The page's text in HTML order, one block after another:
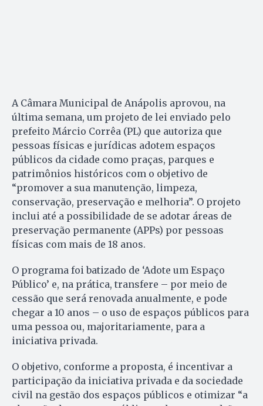
A Câmara Municipal de Anápolis aprovou, na
última semana, um projeto de lei enviado pelo
prefeito Márcio Corrêa (PL) que autoriza que
pessoas físicas e jurídicas adotem espaços
públicos da cidade como praças, parques e
patrimônios históricos com o objetivo de
“promover a sua manutenção, limpeza,
conservação, preservação e melhoria”. O projeto
inclui até a possibilidade de se adotar áreas de
preservação permanente (APPs) por pessoas
físicas com mais de 18 anos.
O programa foi batizado de ‘Adote um Espaço
Público’ e, na prática, transfere – por meio de
cessão que será renovada anualmente, e pode
chegar a 10 anos – o uso de espaços públicos para
uma pessoa ou, majoritariamente, para a
iniciativa privada.
O objetivo, conforme a proposta, é incentivar a
participação da iniciativa privada e da sociedade
civil na gestão dos espaços públicos e otimizar “a